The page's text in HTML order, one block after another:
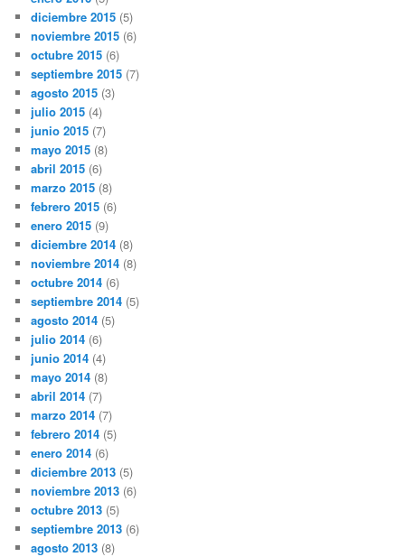
diciembre 2015 (5)
noviembre 2015 (6)
octubre 2015 (6)
septiembre 2015 (7)
agosto 2015 (3)
julio 2015 (4)
junio 2015 (7)
mayo 2015 (8)
abril 2015 (6)
marzo 2015 (8)
febrero 2015 (6)
enero 2015 (9)
diciembre 2014 (8)
noviembre 2014 (8)
octubre 2014 (6)
septiembre 2014 (5)
agosto 2014 (5)
julio 2014 (6)
junio 2014 (4)
mayo 2014 (8)
abril 2014 (7)
marzo 2014 (7)
febrero 2014 (5)
enero 2014 (6)
diciembre 2013 (5)
noviembre 2013 (6)
octubre 2013 (5)
septiembre 2013 (6)
agosto 2013 (8)